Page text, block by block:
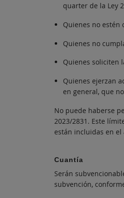
quarter de la Ley
Quienes no estén
Quienes no
Quienes soliciten
Quienes ejerzan
en general, que
No puede haberse
2023/2831. Este
están incluidas en el
Cuantía
Serán
subvención,